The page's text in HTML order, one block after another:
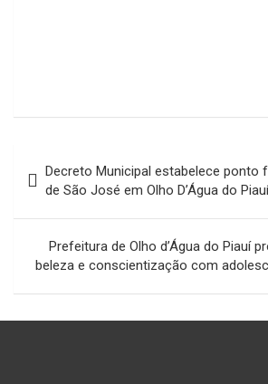
de
Post
Decreto Municipal estabelece ponto
de São José em Olho D’Água do Piauí
Prefeitura de Olho d’Água do Piauí
beleza e conscientização com